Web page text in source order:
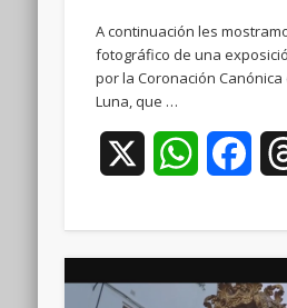
A continuación les
fotográfico de una
por la Coronación Canónica
Luna, que …
WhatsApp